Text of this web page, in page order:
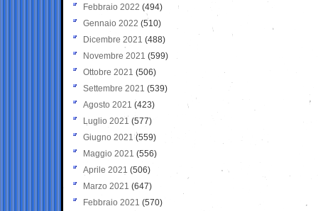
Febbraio 2022 (494)
Gennaio 2022 (510)
Dicembre 2021 (488)
Novembre 2021 (599)
Ottobre 2021 (506)
Settembre 2021 (539)
Agosto 2021 (423)
Luglio 2021 (577)
Giugno 2021(559)
Maggio 2021 (556)
Aprile 2021 (506)
Marzo 2021 (647)
Febbraio 2021 (570)